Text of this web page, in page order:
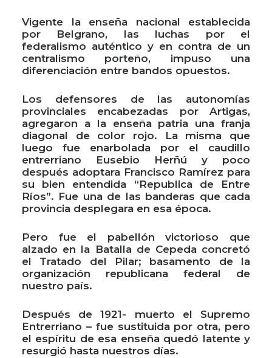
Vigente la enseña nacional establecida
por Belgrano, las luchas por el
federalismo auténtico y en contra de un
centralismo porteño, impuso una
diferenciación entre bandos opuestos.
Los defensores de las autonomías
provinciales encabezadas por Artigas,
agregaron a la enseña patria una franja
diagonal de color rojo. La misma que
luego fue enarbolada por el caudillo
entrerriano Eusebio Herñú y poco
después adoptara Francisco Ramírez para
su bien entendida “Republica de Entre
Ríos”. Fue una de las banderas que cada
provincia desplegara en esa época.
Pero fue el pabellón victorioso que
alzado en la Batalla de Cepeda concretó
el Tratado del Pilar; basamento de la
organización republicana federal de
nuestro país.
Después de 1921- muerto el Supremo
Entrerriano – fue sustituida por otra, pero
el espíritu de esa enseña quedó latente y
resurgió hasta nuestros días.